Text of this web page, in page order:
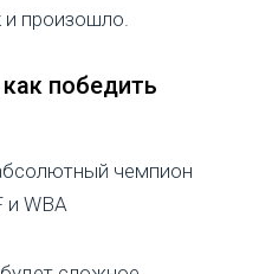
и произошло.
победить
чемпион
и WBA